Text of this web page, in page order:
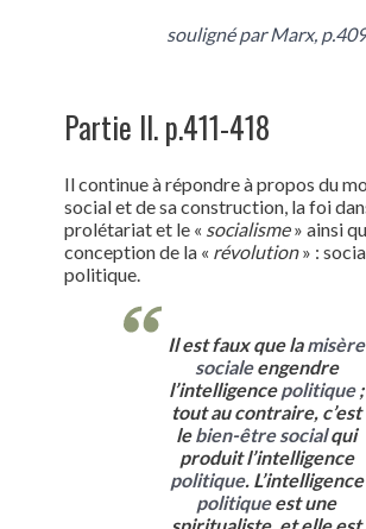
souligné par Marx,
Partie II. p.411-418
Il continue à répondre à propos du
social et de sa construction, la foi
prolétariat et le « socialisme» ainsi
conception de la « révolution» :
politique.
Il est faux que lamisère
socialeengendre
l’intelligencepolitique;
tout au contraire, c’est
lebien-être socialqui
produit l’intelligence
politique. L’intelligence
politiqueest une